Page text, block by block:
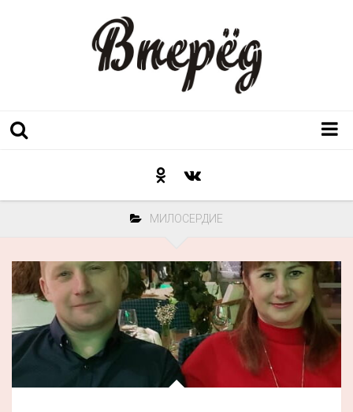
Послесловие к празднику
Неожиданный ракурс
Контакты
Люди родного края
Акция
МИЛОСЕРДИЕ